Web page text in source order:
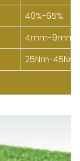
40%-65%
4mm-9mm
25Nm-45Nm